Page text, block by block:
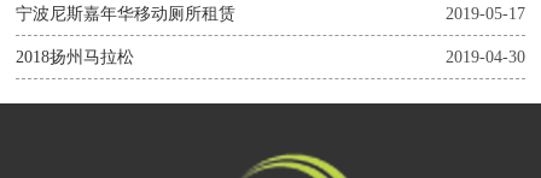
2019-05-17
宁波尼斯嘉年华移动厕所租赁
2019-04-30
2018扬州马拉松